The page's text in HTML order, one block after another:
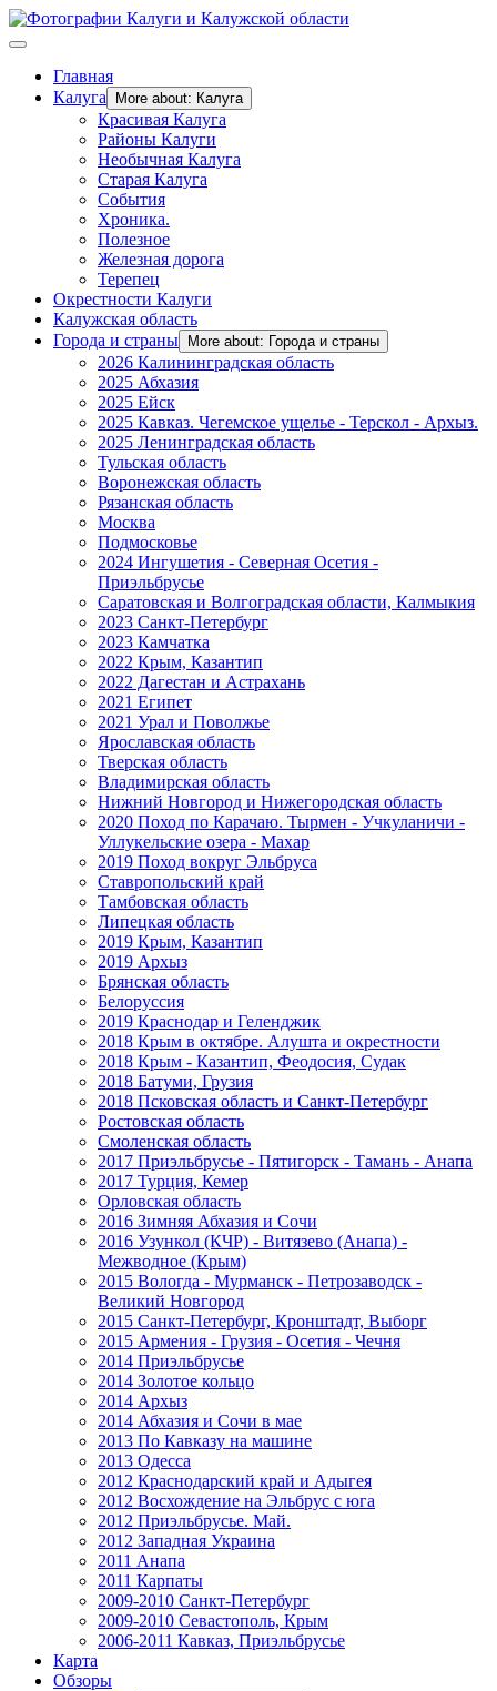
Главная
Калуга
More about: Калуга
Красивая Калуга
Районы Калуги
Необычная Калуга
Старая Калуга
События
Хроника.
Полезное
Железная дорога
Терепец
Окрестности Калуги
Калужская область
Города и страны
More about: Города и страны
2026 Калининградская область
2025 Абхазия
2025 Ейск
2025 Кавказ. Чегемское ущелье - Терскол - Архыз.
2025 Ленинградская область
Тульская область
Воронежская область
Рязанская область
Москва
Подмосковье
2024 Ингушетия - Северная Осетия -
Приэльбрусье
Саратовская и Волгоградская области, Калмыкия
2023 Санкт-Петербург
2023 Камчатка
2022 Крым, Казантип
2022 Дагестан и Астрахань
2021 Египет
2021 Урал и Поволжье
Ярославская область
Тверская область
Владимирская область
Нижний Новгород и Нижегородская область
2020 Поход по Карачаю. Тырмен - Учкуланичи -
Уллукельские озера - Махар
2019 Поход вокруг Эльбруса
Ставропольский край
Тамбовская область
Липецкая область
2019 Крым, Казантип
2019 Архыз
Брянская область
Белоруссия
2019 Краснодар и Геленджик
2018 Крым в октябре. Алушта и окрестности
2018 Крым - Казантип, Феодосия, Судак
2018 Батуми, Грузия
2018 Псковская область и Санкт-Петербург
Ростовская область
Смоленская область
2017 Приэльбрусье - Пятигорск - Тамань - Анапа
2017 Турция, Кемер
Орловская область
2016 Зимняя Абхазия и Сочи
2016 Узункол (КЧР) - Витязево (Анапа) -
Межводное (Крым)
2015 Вологда - Мурманск - Петрозаводск -
Великий Новгород
2015 Санкт-Петербург, Кронштадт, Выборг
2015 Армения - Грузия - Осетия - Чечня
2014 Приэльбрусье
2014 Золотое кольцо
2014 Архыз
2014 Абхазия и Сочи в мае
2013 По Кавказу на машине
2013 Одесса
2012 Краснодарский край и Адыгея
2012 Восхождение на Эльбрус с юга
2012 Приэльбрусье. Май.
2012 Западная Украина
2011 Анапа
2011 Карпаты
2009-2010 Санкт-Петербург
2009-2010 Севастополь, Крым
2006-2011 Кавказ, Приэльбрусье
Карта
Обзоры